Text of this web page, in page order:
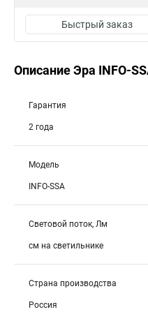
Быстрый заказ
Описание Эра INFO-
Гарантия
2 года
Модель
INFO-SSA
Световой поток, Лм
см на светильнике
Страна производства
Россия